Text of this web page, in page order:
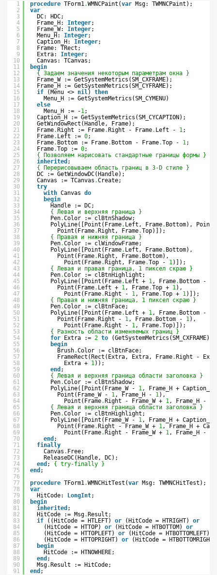
1
2
3
4
5
6
7
8
9
10
11
12
13
14
15
16
17
18
19
20
21
22
23
24
25
26
27
28
29
30
31
32
33
34
35
36
37
38
39
40
41
42
43
44
45
46
47
48
49
50
51
52
53
54
55
56
57
58
59
60
61
62
63
64
65
66
67
68
69
70
71
72
73
74
75
76
77
78
79
80
81
82
83
84
85
86
87
88
89
90
91
procedure TForm1.WMNCPaint(var Msg: TWMNCPaint);
var
DC: HDC;
Frame_H: Integer;
Frame_W: Integer;
Menu_H: Integer;
Caption_H: Integer;
Frame: TRect;
Extra: Integer;
Canvas: TCanvas;
begin
{ Задаем значения некоторым параметрам окна }
Frame_W := GetSystemMetrics(SM_CXFRAME);
Frame_H := GetSystemMetrics(SM_CYFRAME);
if
(Menu <> nil) then
Menu_H := GetSystemMetrics(SM_CYMENU)
else
Menu_H := -1;
Caption_H := GetSystemMetrics(SM_CYCAPTION);
GetWindowRect(Handle, Frame);
Frame. Right := Frame. Right - Frame. Left - 1;
Frame. Left := 0;
Frame. Bottom := Frame. Bottom - Frame.Top - 1;
Frame.Top := 0;
{ Позволяем нарисовать стандартные границы формы }
inherited ;
{ Перерисовываем область границ в 3-D стиле }
DC := GetWindowDC(Handle);
Canvas := TCanvas .Create;
try
with Canvas do
begin
Handle := DC;
{ Левая и верхняя граница }
Pen.Color := clBtnShadow;
PolyLine([Point(Frame. Left, Frame. Bottom),
Point(Frame. Right, Frame.Top)]);
{ Правая и нижняя граница }
Pen.Color := clWindowFrame;
PolyLine([Point(Frame. Left, Frame. Bottom),
Point(Frame. Right, Frame. Bottom),
Point(Frame. Right, Frame.Top - 1)]);
{ Левая и правая граница, 1 пиксел скраю }
Pen.Color := clBtnHighlight;
PolyLine([Point(Frame. Left + 1, Frame. Bottom -
Point(Frame. Left + 1, Frame.Top + 1),
Point(Frame. Right - 1, Frame.Top + 1)]);
{ Правая и нижняя граница, 1 пиксел скраю }
Pen.Color := clBtnFace;
PolyLine([Point(Frame. Left + 1, Frame. Bottom -
Point(Frame. Right - 1, Frame. Bottom - 1),
Point(Frame. Right - 1, Frame.Top)]);
{ Разность области изменяемых границ }
for
Extra := 2 to
(GetSystemMetrics(SM_CXFRAME)
begin
Brush.Color := clBtnFace;
FrameRect(Rect(Extra, Extra, Frame. Right -
Extra + 1));
end ;
{ Левая и верхняя граница области заголовка }
Pen.Color := clBtnShadow;
PolyLine([Point(Frame_W - 1, Frame_H +
Point(Frame_W - 1, Frame_H - 1),
Point(Frame. Right - Frame_W + 1, Frame_H -
{ Левая и верхняя граница области заголовка }
Pen.Color := clBtnHighlight;
PolyLine([Point(Frame_W - 1, Frame_H +
Point(Frame. Right - Frame_W + 1, Frame_H +
Point(Frame. Right - Frame_W + 1, Frame_H -
end ;
finally
Canvas . Free;
ReleaseDC(Handle, DC);
end ; { try-finally }
end ;
procedure TForm1.WMNCHitTest(var Msg: TWMNCHitTest);
var
HitCode:
LongInt;
begin
inherited ;
HitCode := Msg. Result;
if
((HitCode = HTLEFT) or (HitCode = HTRIGHT) or
(HitCode = HTTOP) or (HitCode = HTBOTTOM) or
(HitCode = HTTOPLEFT) or (HitCode = HTBOTTOMLEFT)
(HitCode = HTTOPRIGHT) or
(HitCode =
begin
HitCode := HTNOWHERE;
end ;
Msg. Result := HitCode;
end ;